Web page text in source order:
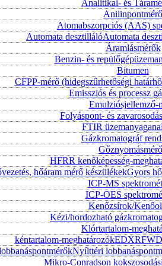
Analitikai- és
Anilinpontmérő
Atomabszorpciós (AAS)
Automata desztillálóAutomata
Áramlásmérők
Benzin- és
Bitumen
CFPP-mérő (hidegszűrhetőségi
Emissziós és processz
Emulziósjellemző-
Folyáspont- és
FTIR
Gázkromatográf
HFRR kenőképesség-
hőáram mérő készülékekGyors
ICP-MS
ICP-OES
Kenőzsírok/
Kézi/hordozható
Klórtartalom-
kéntartalom-meghatározókEDXRF
Nyílttéri
Mikro-Conradson